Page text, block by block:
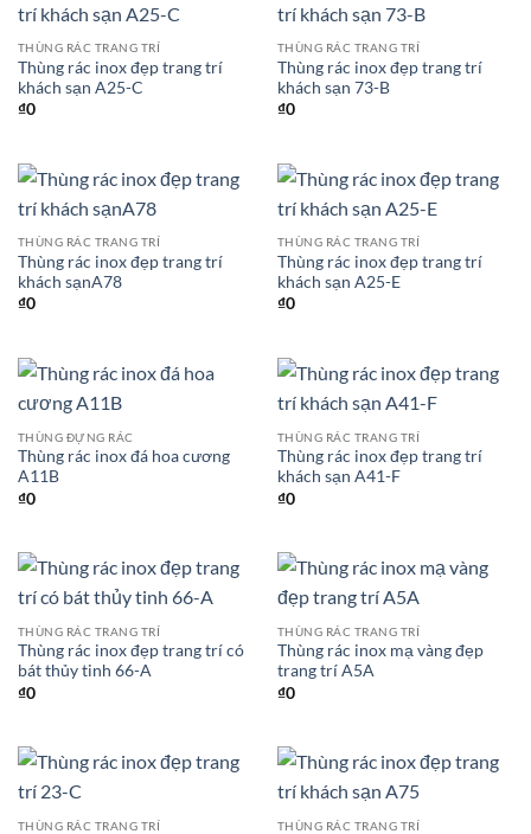
THÙNG RÁC TRANG TRÍ
Thùng rác inox đẹp trang trí
khách sạn A25-C
₫0
THÙNG RÁC TRANG TRÍ
Thùng rác inox đẹp trang trí
khách sạn 73-B
₫0
THÙNG RÁC TRANG TRÍ
Thùng rác inox đẹp trang trí
khách sạnA78
₫0
THÙNG RÁC TRANG TRÍ
Thùng rác inox đẹp trang trí
khách sạn A25-E
₫0
THÙNG ĐỰNG RÁC
Thùng rác inox đá hoa cương
A11B
₫0
THÙNG RÁC TRANG TRÍ
Thùng rác inox đẹp trang trí
khách sạn A41-F
₫0
THÙNG RÁC TRANG TRÍ
Thùng rác inox đẹp trang trí có
bát thủy tinh 66-A
₫0
THÙNG RÁC TRANG TRÍ
Thùng rác inox mạ vàng đẹp
trang trí A5A
₫0
THÙNG RÁC TRANG TRÍ THÙNG RÁC TRANG TRÍ